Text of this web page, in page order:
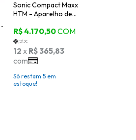
Sonic Compact Maxx
HTM - Aparelho de
Correntes para
Estética e
Fisioterapia
Só restam 5em
estoque!